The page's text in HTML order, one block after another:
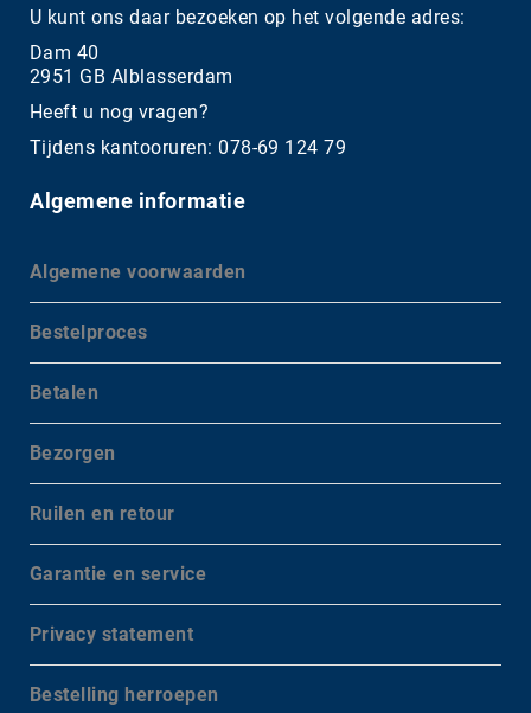
U kunt ons daar bezoeken op het volgende adres:
Dam 40
2951 GB Alblasserdam
Heeft u nog vragen?
Tijdens kantooruren: 078-69 124 79
Algemene informatie
Algemene voorwaarden
Bestelproces
Betalen
Bezorgen
Ruilen en retour
Garantie en service
Privacy statement
Bestelling herroepen